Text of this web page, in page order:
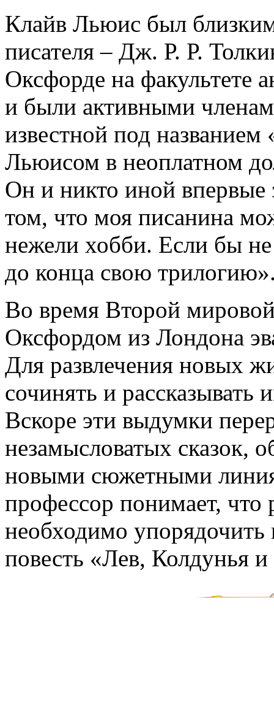
Клайв Льюис был
писателя – Дж. Р. Р.
Оксфорде на факультете
и были активными
известной под
Льюисом в неоплатном
Он и никто иной
том, что моя писанина
нежели хобби. Если бы
до конца свою
Во время Второй
Оксфордом из Лондона
Для развлечения новых
сочинять и рассказывать
Вскоре эти выдумки
незамысловатых сказок,
новыми сюжетными
профессор понимает,
необходимо упорядочить
повесть «Лев, Колдунья